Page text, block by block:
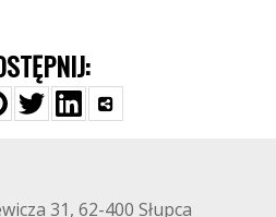
31, 62-400 Słupca